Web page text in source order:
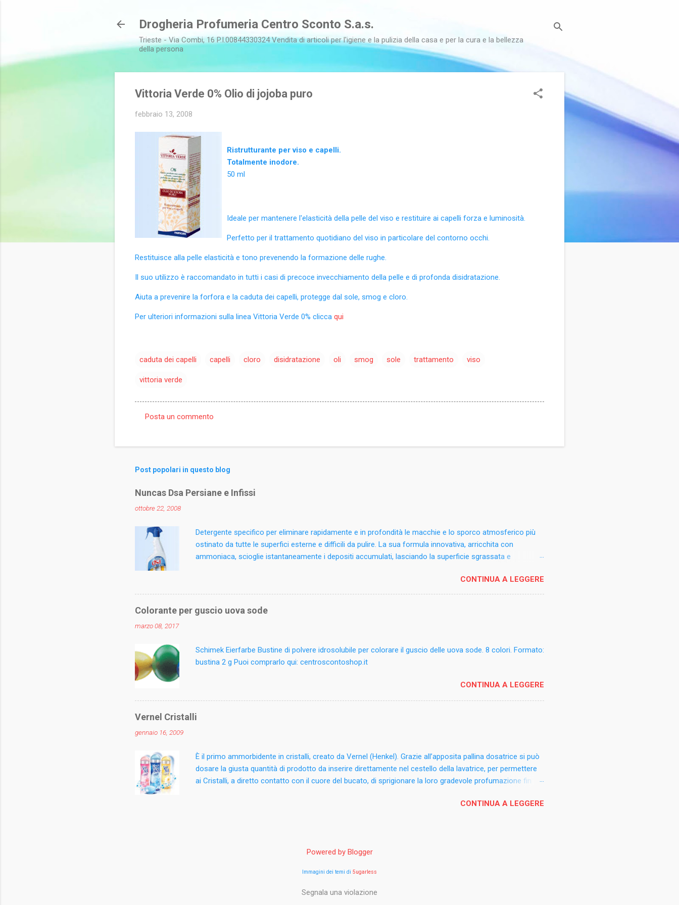
Drogheria Profumeria Centro Sconto S.a.s.
Trieste - Via Combi, 16 P.I.00844330324 Vendita di articoli per l'igiene e la pulizia della casa e per la cura e la bellezza
della persona
Vittoria Verde 0% Olio di jojoba puro
febbraio 13, 2008
Ristrutturante per viso e capelli.
Totalmente inodore.
50 ml
Ideale per mantenere l'elasticità della pelle del viso e restituire ai capelli forza e luminosità.
Perfetto per il trattamento quotidiano del viso in particolare del contorno occhi.
Restituisce alla pelle elasticità e tono prevenendo la formazione delle rughe.
Il suo utilizzo è raccomandato in tutti i casi di precoce invecchiamento della pelle e di profonda disidratazione.
Aiuta a prevenire la forfora e la caduta dei capelli, protegge dal sole, smog e cloro.
Per ulteriori informazioni sulla linea Vittoria Verde 0% clicca qui
caduta dei capelli capelli cloro disidratazione oli smog sole trattamento viso
vittoria verde
m
n
t
i
Posta un commento
Post popolari in questo blog
Nuncas Dsa Persiane e Infissi
ottobre 22, 2008
Detergente specifico per eliminare rapidamente e in profondità le macchie e lo sporco atmosferico più
ostinato da tutte le superfici esterne e difficili da pulire. La sua formula innovativa, arricchita con
ammoniaca, scioglie istantaneamente i depositi accumulati, lasciando la superficie sgrassata e
materiali plastici. Rimuove anche residui di salsedine, licheni e sporco atmosferico da sottovasi, fioriere e
mobili da giardino. Ideale per le pulizie periodiche di tapparelle, avvolgibili e infissi. Modalità d'uso:
Spruzzare il prodotto sulle superfici da pulire e ripassare con un panno spugna umido. In caso di
superfici molto sporche risciacquare con acqua. Non utilizzare su legno naturale non verniciato .
CONTINUA A LEGGERE
Colorante per guscio uova sode
marzo 08, 2017
Schimek Eierfarbe Bustine di polvere idrosolubile per colorare il guscio delle uova sode. 8 colori. Formato:
bustina 2 g Puoi comprarlo qui: centroscontoshop.it
CONTINUA A LEGGERE
Vernel Cristalli
gennaio 16, 2009
È il primo ammorbidente in cristalli, creato da Vernel (Henkel). Grazie all’apposita pallina dosatrice si può
dosare la giusta quantità di prodotto da inserire direttamente nel cestello della lavatrice, per permettere
ai Cristalli, a diretto contatto con il cuore del bucato, di sprigionare la loro gradevole profumazione fin
concentrato di un ammorbidente diluito e offre quindi una profumazione più intensa e persistente.
nella vaschetta dedicata all'ammorbidente liquido. Non utilizzare i cristalli per il lavaggio a mano. Formato:
CONTINUA A LEGGERE
Powered by Blogger
Immagini dei temi di 5ugarless
Segnala una violazione